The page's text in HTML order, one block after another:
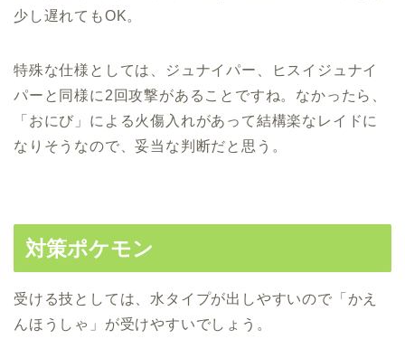
少し遅れてもOK。
特殊な仕様としては、ジュナイパー、ヒスイジュナイ
パーと同様に2回攻撃があることですね。なかったら、
「おにび」による火傷入れがあって結構楽なレイドに
なりそうなので、妥当な判断だと思う。
対策ポケモン
受ける技としては、水タイプが出しやすいので「かえ
んほうしゃ」が受けやすいでしょう。